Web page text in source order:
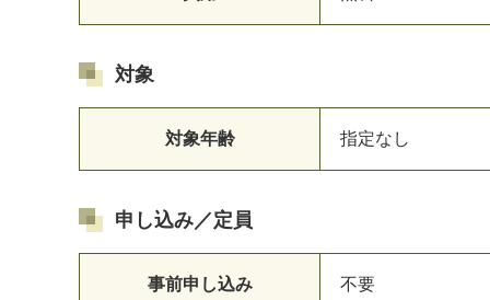
対象
対象年齢 指定なし
申し込み／定員
事前申し込み 不要